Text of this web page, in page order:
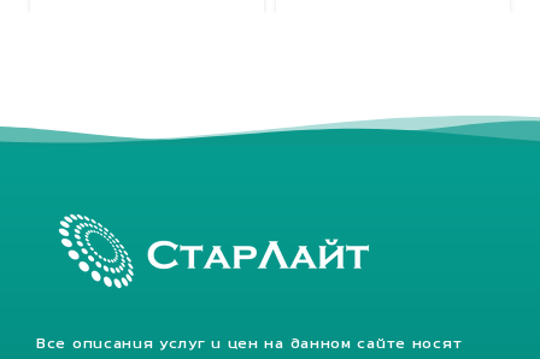
Все описания услуг и цен на данном сайте носят